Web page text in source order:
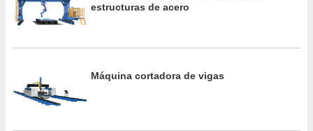
estructuras de acero
Máquina cortadora de vigas